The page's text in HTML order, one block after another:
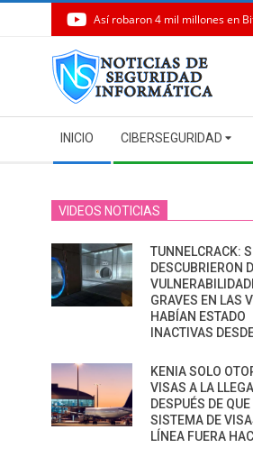
Así robaron 4 mil millones en
Navigation
Menu
INICIO CIBERSEGURIDAD
VIDEOS NOTICIAS
TUNNELCRACK:
DESCUBRIERON
GRAVES EN LAS
HABÍAN ESTADO
INACTIVAS
KENIA SOLO
VISAS A LA
DESPUÉS DE QUE
SISTEMA DE
LÍNEA FUERA